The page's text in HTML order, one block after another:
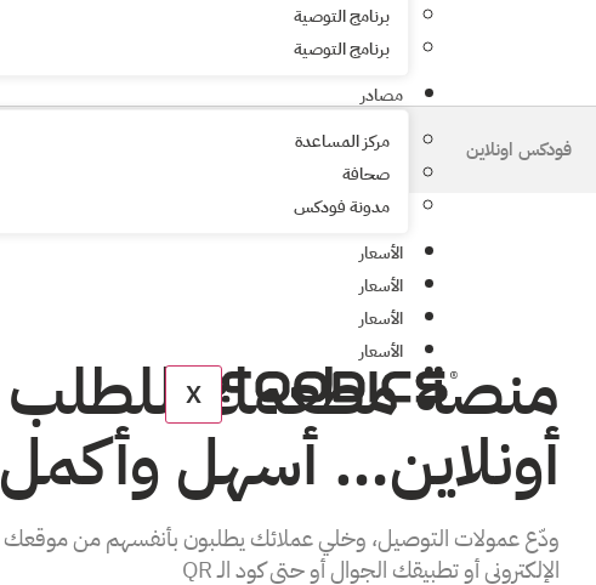
برنامج التوصية
برنامج التوصية
مصادر
مركز المساعدة
صحافة
مدونة فودكس
الأسعار
الأسعار
الأسعار
الأسعار
X
فودكس اونلاين
منصة مطعمك للطلب
أونلاين… أسهل وأكمل
ودّع عمولات التوصيل، وخلي عملائك يطلبون بأنفسهم من موقعك
الإلكتروني أو تطبيقك الجوال أو حتى كود الـ QR